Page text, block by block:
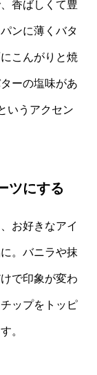
香ばしくて豊
ンに薄くバタ
こんがりと焼
ーの塩味があ
いうアクセン
ツにする
お好きなアイ
。バニラや抹
で印象が変わ
ップをトッピ
。